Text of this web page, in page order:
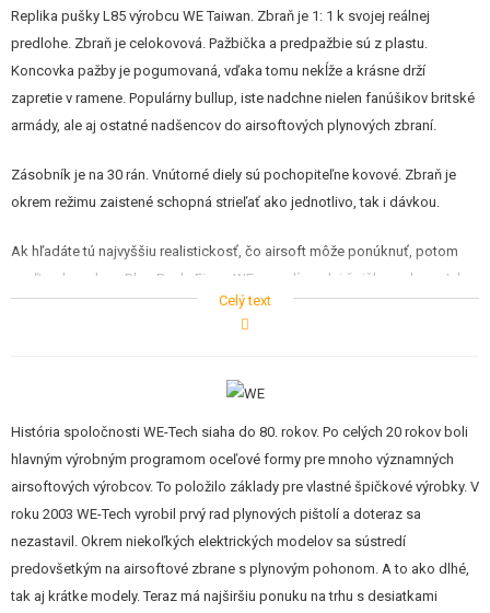
Replika pušky L85 výrobcu WE Taiwan. Zbraň je 1: 1 k svojej reálnej
predlohe. Zbraň je celokovová. Pažbička a predpažbie sú z plastu.
Koncovka pažby je pogumovaná, vďaka tomu nekĺže a krásne drží
zapretie v ramene. Populárny bullup, iste nadchne nielen fanúšikov britské
armády, ale aj ostatné nadšencov do airsoftových plynových zbraní.
Zásobník je na 30 rán. Vnútorné diely sú pochopiteľne kovové. Zbraň je
okrem režimu zaistené schopná strieľať ako jednotlivo, tak i dávkou.
Ak hľadáte tú najvyššiu realistickosť, čo airsoft môže ponúknuť, potom
zvoľte plynovku s BlowBack. Firma WE sa radí medzi špičku v obore. Ich
zbrane so svojou konštrukciou blíži reálnym zbraniam. Majú podobný
spúšťový mechanizmus s úderníkom, kovový záver, vratné pružiny,
rozborku, reálny princíp naťahovanie záveru pred prvou ranou, čistí sa a
záver "kopne" dozadu a zvlášť v režime dávka je to pre strelca zážitok.
Plynové zbrane pochopiteľne neprináša len samé superlatívy. Negatívom
je ťažšie nastavovanie HopUp systému ktorý ovplyvňuje expandujúcej
plyn, vyššia miera opotrebenia vnútorných dielov, alebo citlivosť na nízke
teploty (pracovné rozmedzí 15-25 ° C). Plynové zbrane nie sú pre
rozmaznané majiteľa elektrických zbraní, ale pre špecifickú skupinu
Celý text
História spoločnosti WE-Tech siaha do 80. rokov. Po celých 20 rokov boli
hlavným výrobným programom oceľové formy pre mnoho významných
airsoftových výrobcov. To položilo základy pre vlastné špičkové výrobky. V
roku 2003 WE-Tech vyrobil prvý rad plynových pištolí a doteraz sa
nezastavil. Okrem niekoľkých elektrických modelov sa sústredí
predovšetkým na airsoftové zbrane s plynovým pohonom. A to ako dlhé,
tak aj krátke modely. Teraz má najširšiu ponuku na trhu s desiatkami